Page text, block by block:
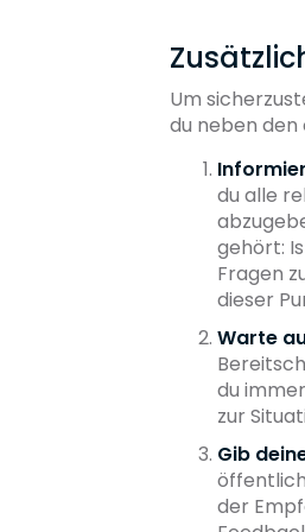
Um
du neben den
du alle
gehört:
Fragen
dieser
Warte
du
zur
Gib
der